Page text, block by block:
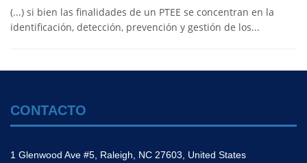
(...) si bien las finalidades de un PTEE se concentran en la
identificación, detección, prevención y gestión de los...
CONTACTO
1 Glenwood Ave #5, Raleigh, NC 27603, United States